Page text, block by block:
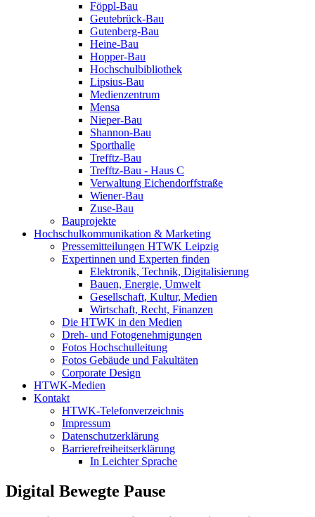
Föppl-Bau
Geutebrück-Bau
Gutenberg-Bau
Heine-Bau
Hopper-Bau
Hochschulbibliothek
Lipsius-Bau
Medienzentrum
Mensa
Nieper-Bau
Shannon-Bau
Sporthalle
Trefftz-Bau
Trefftz-Bau - Haus C
Verwaltung Eichendorffstraße
Wiener-Bau
Zuse-Bau
Bauprojekte
Hochschulkommunikation & Marketing
Pressemitteilungen HTWK Leipzig
Expertinnen und Experten finden
Elektronik, Technik, Digitalisierung
Bauen, Energie, Umwelt
Gesellschaft, Kultur, Medien
Wirtschaft, Recht, Finanzen
Die HTWK in den Medien
Dreh- und Fotogenehmigungen
Fotos Hochschulleitung
Fotos Gebäude und Fakultäten
Corporate Design
HTWK-Medien
Kontakt
HTWK-Telefonverzeichnis
Impressum
Datenschutzerklärung
Barrierefreiheitserklärung
In Leichter Sprache
Digital Bewegte Pause